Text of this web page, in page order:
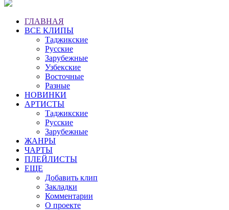
ГЛАВНАЯ
ВСЕ КЛИПЫ
Таджикские
Русские
Зарубежные
Узбекские
Восточные
Разные
НОВИНКИ
АРТИСТЫ
Таджикские
Русские
Зарубежные
ЖАНРЫ
ЧАРТЫ
ПЛЕЙЛИСТЫ
ЕЩЕ
Добавить клип
Закладки
Комментарии
О проекте